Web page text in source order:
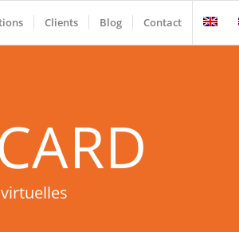
Clients Blog Contact